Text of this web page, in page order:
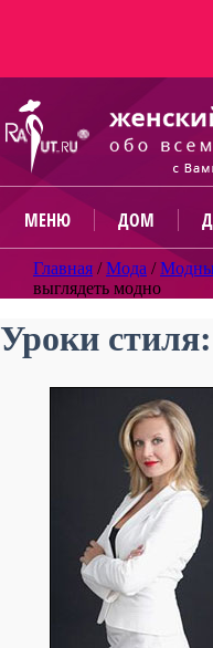
МЕНЮ ДОМ
Главная /Мода /
выглядеть модно
Уроки